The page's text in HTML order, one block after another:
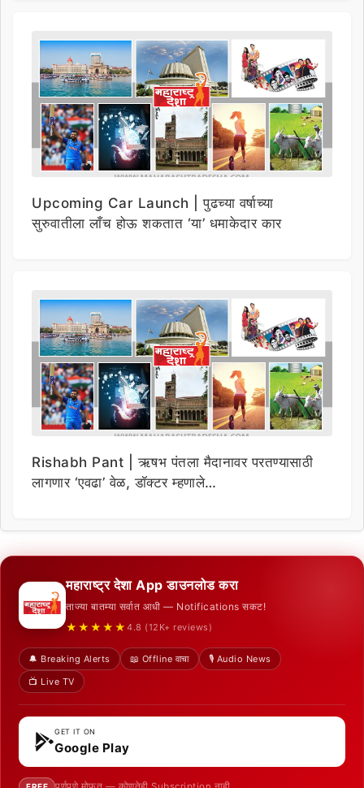
Upcoming Car Launch | पुढच्या वर्षाच्या
सुरुवातीला लाँच होऊ शकतात ‘या’ धमाकेदार कार
Rishabh Pant | ऋषभ पंतला मैदानावर परतण्यासाठी
लागणार ‘एवढा’ वेळ, डॉक्टर म्हणाले…
महाराष्ट्र देशा App डाउनलोड करा
ताज्या बातम्या सर्वात आधी — Notifications सकट!
★★★★★ 4.8 (12K+ reviews)
🔔 Breaking Alerts 📖 Offline वाचा
🎙️ Audio News
📺 Live TV
GET IT ON
Google Play